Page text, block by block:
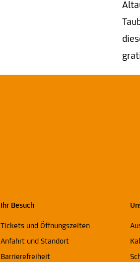
Ihr Besuch
Tickets und Öffnungszeiten
Anfahrt und Standort
Barrierefreiheit